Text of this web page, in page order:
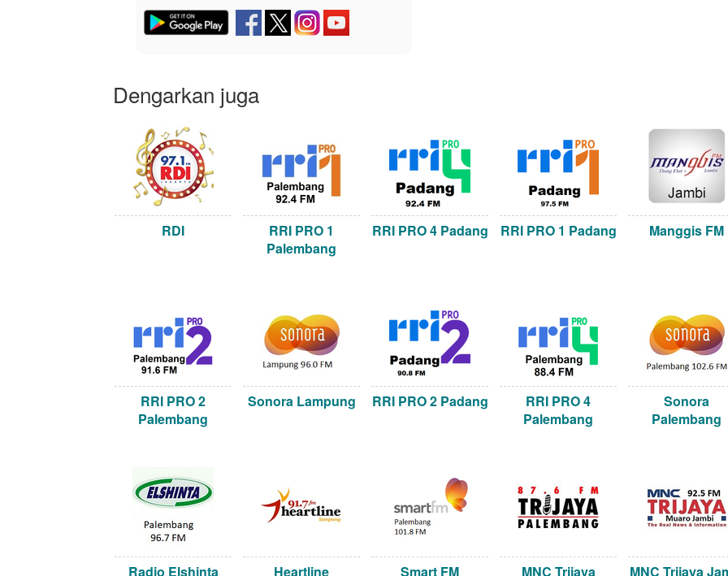
Dengarkan juga
RDI
RRI PRO 1
Palembang
RRI PRO 4 Padang RRI PRO 1 Padang Manggis FM
RRI PRO 2
Palembang
Sonora Lampung RRI PRO 2 Padang
RRI PRO 4
Palembang
Sonora
Palembang
Radio Elshinta Heartline Smart FM MNC Trijaya MNC Trijaya